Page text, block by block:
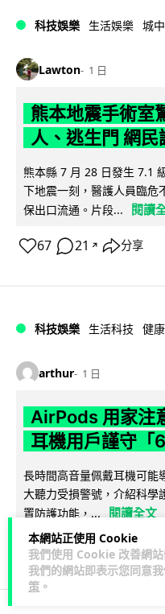
本網站正使用 Cookie
我們使用 Cookie 改善網
我們的網站即表示您同意
策 。
科技娛樂 生活娛樂 城
Lawton 1 日
熊本地震手術室
人、逃生門 網民
熊本縣 7 月 28 日發生 7.1
下地震一刻，醫護人員臨危
保出口流通。片段...
閱讀
67 21 ↗ 分享
科技娛樂 生活科技 健康
arthur 1 日
AirPods 用家注
耳機用戶謹守
長時間高音量佩戴耳機可能
大聽力受損警號，介紹科
置防護功能，...
閱讀全文
20 分享